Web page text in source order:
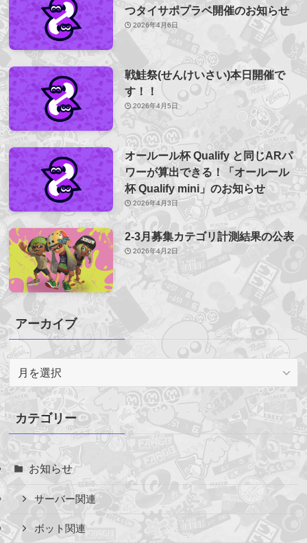
つタイサポプラベ開催のお知らせ
2026年4月6日
戦鮭祭(せんけいさい)本日開催で
す！！
2026年4月5日
オールール杯 Qualify と同じARパ
ワーが算出できる！「オールール
杯 Qualify mini」のお知らせ
2026年4月3日
2-3月募集カテゴリ計測結果の公表
2026年4月2日
アーカイブ
ア
ー
イ
ブ
カテゴリー
お知らせ
サーバー関連
ボット関連